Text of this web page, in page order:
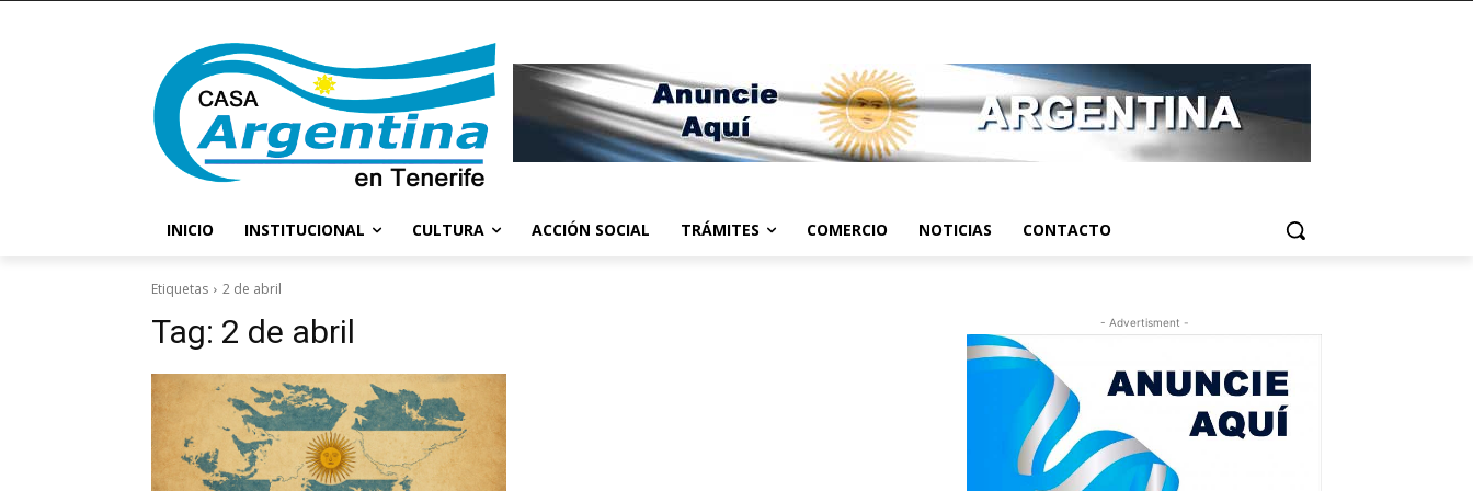
INICIO INSTITUCIONAL CULTURA ACCIÓN SOCIAL TRÁMITES COMERCIO NOTICIAS CONTACTO
Etiquetas 2 de abril
Tag: 2 de abril - Advertisment -